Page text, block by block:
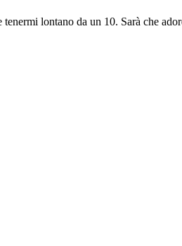
lontano da un 10. Sarà che